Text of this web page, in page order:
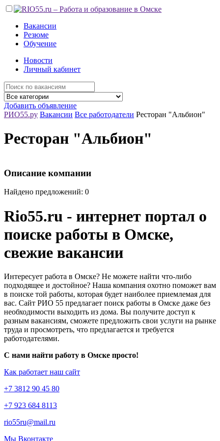
Вакансии
Резюме
Обучение
Новости
Личный кабинет
Добавить объявление
РИО55.ру Вакансии Все работодатели Ресторан "Альбион"
Ресторан "Альбион"
Описание компании
Найдено предложений: 0
Rio55.ru - интернет портал о
поиске работы в Омске,
свежие вакансии
Интересует работа в Омске? Не можете найти что-либо
подходящее и достойное? Наша компания охотно поможет вам
в поиске той работы, которая будет наиболее приемлемая для
вас. Сайт РИО 55 предлагает поиск работы в Омске даже без
необходимости выходить из дома. Вы получите доступ к
разным вакансиям, сможете предложить свои услуги на рынке
труда и просмотреть, что предлагается и требуется
работодателями.
С нами найти работу в Омске просто!
Как работает наш сайт
+7 3812 90 45 80
+7 923 684 8113
rio55ru@mail.ru
Мы Вконтакте